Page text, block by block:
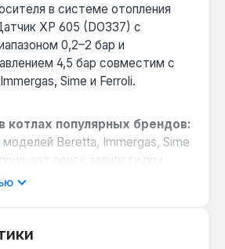
в системе отопления
XP 605 (DO337) с
0,2–2 бар и
4,5 бар совместим с
Sime и Ferroli.
котлах популярных брендов:
Beretta, Immergas, Sime
поиск запчасти при
механическое